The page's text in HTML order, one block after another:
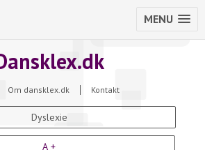
MENU
Om dansklex.dk Kontakt
Dyslexie
A +